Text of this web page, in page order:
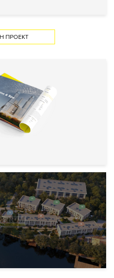
очистки воздуха
очистки воды
типа VRF (Variable
Volume)
вытяжная
тепловой пункт
(Германия)
недвижимости. Клубный
таунхаусов и
в "Серебряном бору".
выбор планировочных
и резиденций со своими
ПРОЕКТ